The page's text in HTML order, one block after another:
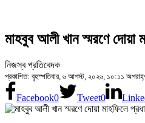
মাহবুব আলী খান স্মরণে দোয়া
নিজস্ব প্রতিবেদক
প্রকাশিত: বৃহস্পতিবার, ৬ আগস্ট, ২০২৬, ১০:১১
Facebook0 Tweet0